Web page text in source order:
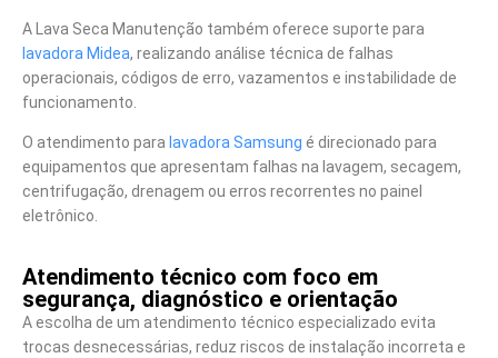
A Lava Seca Manutenção também oferece suporte para
lavadora Midea, realizando análise técnica de falhas
operacionais, códigos de erro, vazamentos e instabilidade de
funcionamento.
O atendimento para lavadora Samsung é direcionado para
equipamentos que apresentam falhas na lavagem, secagem,
centrifugação, drenagem ou erros recorrentes no painel
eletrônico.
Atendimento técnico com foco em
segurança, diagnóstico e orientação
A escolha de um atendimento técnico especializado evita
trocas desnecessárias, reduz riscos de instalação incorreta e